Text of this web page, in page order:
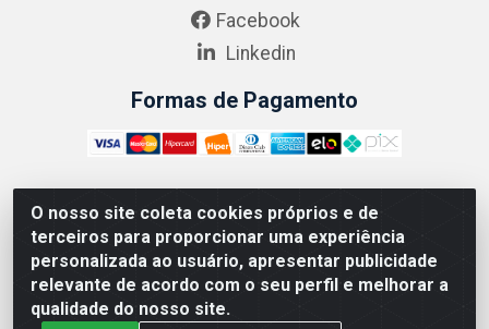
O nosso site coleta cookies próprios e de
terceiros para proporcionar uma experiência
personalizada ao usuário, apresentar publicidade
relevante de acordo com o seu perfil e melhorar a
qualidade do nosso site.
Facebook
Linkedin
Formas de Pagamento
ABRASEG COMÉRCIO ATACADISTA LTDA - CNPJ:
10.894.768/0001-00 - Avenida Lobo Júnior, 1045 -
Penha Circular - Rio de Janeiro - RJ - CEP 21020-124